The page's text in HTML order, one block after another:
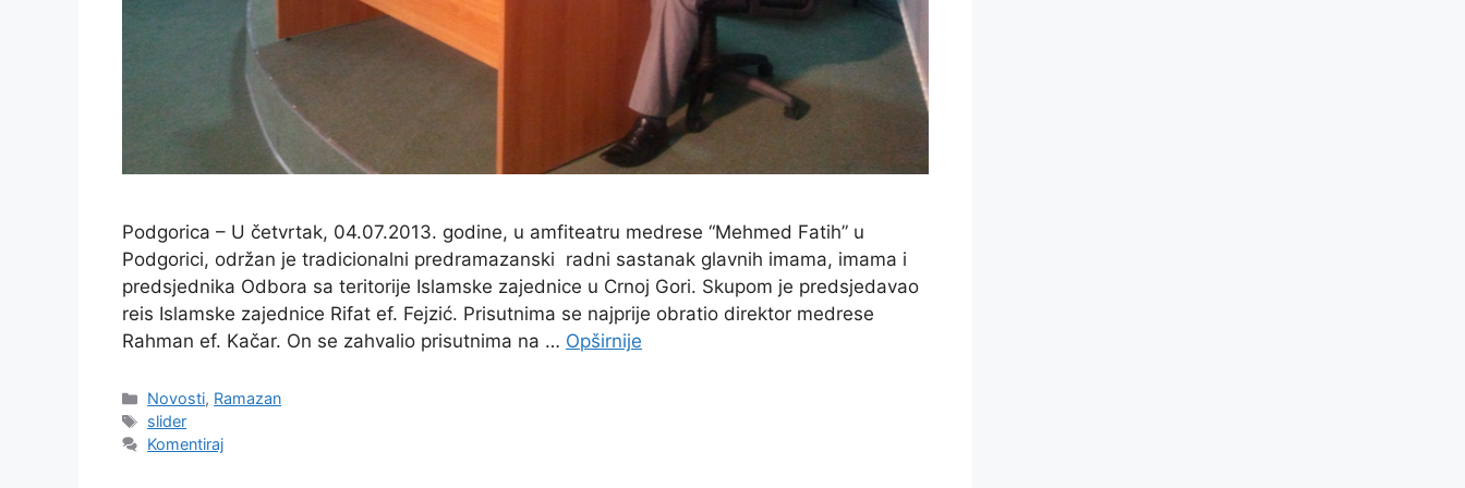
Podgorica – U četvrtak, 04.07.2013. godine, u amfiteatru medrese “Mehmed Fatih” u
Podgorici, održan je tradicionalni predramazanski radni sastanak glavnih imama, imama i
predsjednika Odbora sa teritorije Islamske zajednice u Crnoj Gori. Skupom je predsjedavao
reis Islamske zajednice Rifat ef. Fejzić. Prisutnima se najprije obratio direktor medrese
Rahman ef. Kačar. On se zahvalio prisutnima na … Opširnije
Kategorije
Novosti, Ramazan
Oznake
slider
Komentiraj